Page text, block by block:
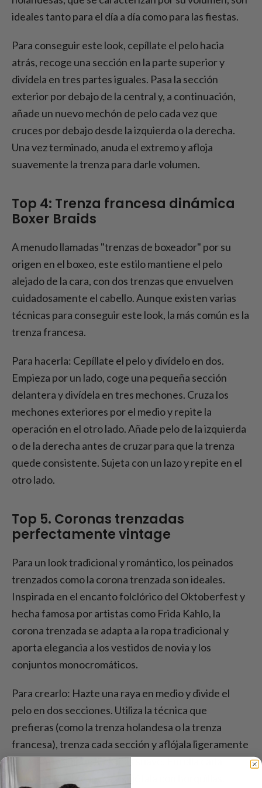
ideales tanto para el día a día como para las fiestas.
Para conseguir este look, cepíllate el pelo hacia
atrás, recoge una sección en la parte superior y
divídela en tres partes iguales. Pasa la sección
exterior por debajo de la central y, a continuación,
añade un nuevo mechón de pelo cada vez que
cruces por debajo desde la izquierda o la derecha.
Una vez terminado, anuda el extremo y afloja
suavemente la trenza para darle volumen.
Top 4: Trenza francesa dinámica
Boxer Braids
A menudo llamadas "trenzas de boxeador" por su
origen en el boxeo, este estilo mantiene el pelo
alejado de la cara, con dos trenzas que envuelven
cuidadosamente el cabello. Aunque existen varias
técnicas para conseguir este look, la más común es la
trenza francesa.
Para hacerla: Cepíllate el pelo y divídelo en dos.
Empieza por un lado, coge una pequeña sección
delantera y divídela en tres mechones. Cruza los
mechones exteriores por el medio y repite la
operación en el otro lado. Añade pelo de la izquierda
o de la derecha antes de cruzar para que la trenza
quede consistente. Sujeta con un lazo y repite en el
otro lado.
Top 5. Coronas trenzadas
perfectamente vintage
Para un look tradicional y romántico, los peinados
trenzados como la corona trenzada son ideales.
Inspirada en el encanto folclórico del Oktoberfest y
hecha famosa por artistas como Frida Kahlo, la
corona trenzada se adapta a la ropa tradicional y
aporta elegancia a los vestidos de novia y los
conjuntos monocromáticos.
Para crearlo: Hazte una raya en medio y divide el
pelo en dos secciones. Utiliza la técnica que
prefieras (como la trenza holandesa o la trenza
francesa), trenza cada sección y aflójala ligeramente
para conseguir un look más suave. Enrolla cada
trenza sobre la cabeza y sujétala con horquillas.